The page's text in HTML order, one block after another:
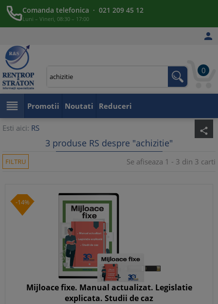
Comanda telefonica · 021 209 45 12
Luni – Vineri, 08:30 – 17:00

0
 Promotii Noutati Reduceri
Esti aici: RS share
3 produse RS despre "achizitie"
FILTRU Se afiseaza 1 - 3 din 3 carti
-14%
Mijloace fixe. Manual actualizat. Legislatie
explicata. Studii de caz